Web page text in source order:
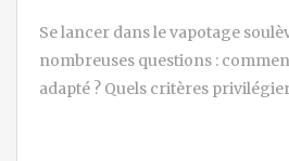
Se lancer dans le vapotage
nombreuses questions :
adapté ? Quels critères